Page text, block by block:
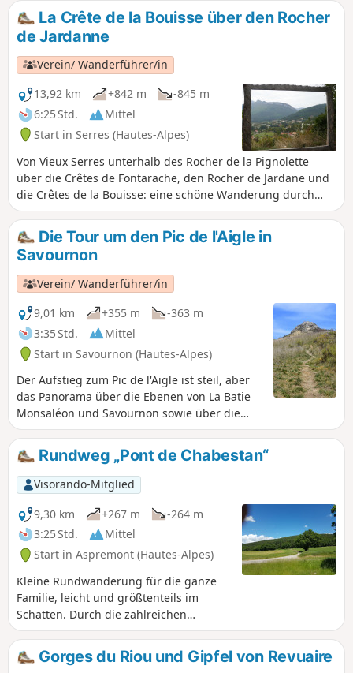
La Crête de la Bouisse über den Rocher
de Jardanne
Verein/ Wanderführer/in
13,92 km
+842 m
-845 m
6:25 Std.
Mittel
Start in Serres (Hautes-Alpes)
Von Vieux Serres unterhalb des Rocher de la Pignolette
über die Crêtes de Fontarache, den Rocher de Jardane und
die Crêtes de la Bouisse: eine schöne Wanderung durch
Schratte und Buchenwälder.
Die Tour um den Pic de l'Aigle in
Savournon
Verein/ Wanderführer/in
9,01 km
+355 m
-363 m
3:35 Std.
Mittel
Start in Savournon (Hautes-Alpes)
Der Aufstieg zum Pic de l'Aigle ist steil, aber
das Panorama über die Ebenen von La Batie
Monsaléon und Savournon sowie über die
umliegenden Gipfel Rocher de Beaumont,
Arambre und Grand Ferrand usw. ist die
Mühe wert.
Rundweg „Pont de Chabestan“
Visorando-Mitglied
9,30 km
+267 m
-264 m
3:25 Std.
Mittel
Start in Aspremont (Hautes-Alpes)
Kleine Rundwanderung für die ganze
Familie, leicht und größtenteils im
Schatten. Durch die zahlreichen
Wegkreuzungen lässt sich die Länge
der Wanderung nach Belieben
anpassen.
Gorges du Riou und Gipfel von Revuaire